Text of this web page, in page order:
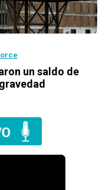
un saldo de